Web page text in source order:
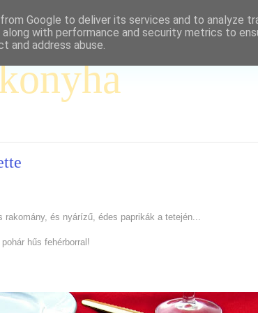
és nyárízű, édes paprikák a tetején...
hűs fehérborral!
Google to deliver its services and to analyze
along with performance and security metrics to
and address abuse.